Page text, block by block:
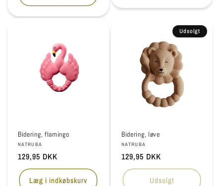
Bidering, flamingo
Forhandler:
NATRUBA
Normalpris
129,95 DKK
Læg i indkøbskurv
Udsolgt
Bidering, løve
Forhandler:
NATRUBA
Normalpris
129,95 DKK
Udsolgt